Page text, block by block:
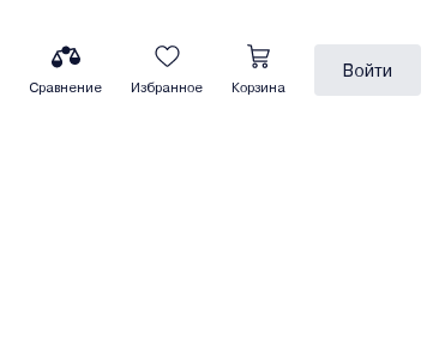
Сравнение Избранное Корзина
Войти